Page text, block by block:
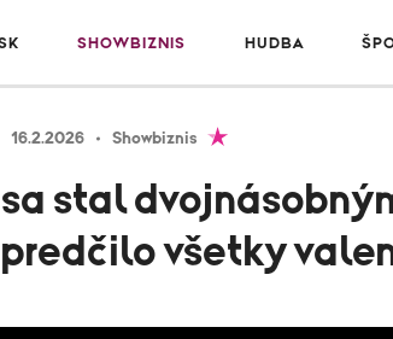
SHOWBIZNIS HUDBA
16.2.2026 Showbiznis
stal
všetky